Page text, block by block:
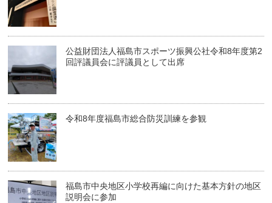
公益財団法人福島市スポーツ振興公社令和8年度第2
回評議員会に評議員として出席
令和8年度福島市総合防災訓練を参観
福島市中央地区小学校再編に向けた基本方針の地区
説明会に参加